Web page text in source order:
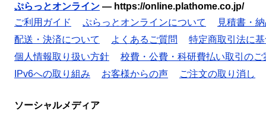
ぷらっとオンライン — https://online.plathome.co.jp/
ご利用ガイド
ぷらっとオンラインについて
見積書・
配送・決済について
よくあるご質問
特定商取引法に
個人情報取り扱い方針
校費・公費・科研費払い取引のご
IPv6への取り組み
お客様からの声 ご注文の取り消し
ソーシャルメディア